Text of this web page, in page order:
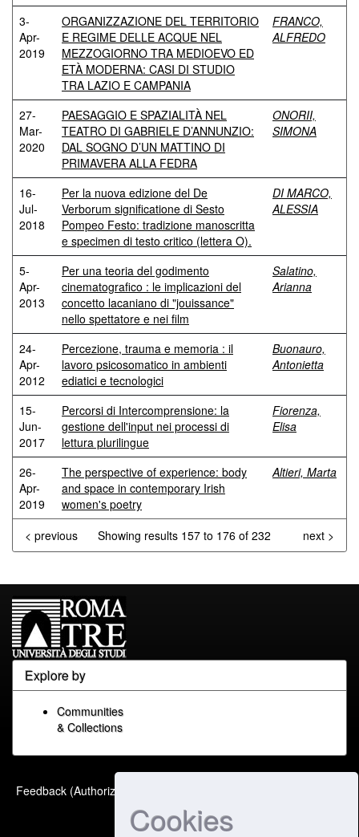
Cookies
3-
Apr-
2019
ORGANIZZAZIONE DEL TERRITORIO
E REGIME DELLE ACQUE NEL
MEZZOGIORNO TRA MEDIOEVO ED
ETÀ MODERNA: CASI DI STUDIO
TRA LAZIO E CAMPANIA
FRANCO,
ALFREDO
27-
Mar-
2020
PAESAGGIO E SPAZIALITÀ NEL
TEATRO DI GABRIELE D’ANNUNZIO:
DAL SOGNO D’UN MATTINO DI
PRIMAVERA ALLA FEDRA
ONORII,
SIMONA
16-
Jul-
2018
Per la nuova edizione del De
Verborum significatione di Sesto
Pompeo Festo: tradizione manoscritta
e specimen di testo critico (lettera O).
DI MARCO,
ALESSIA
5-
Apr-
2013
Per una teoria del godimento
cinematografico : le implicazioni del
concetto lacaniano di "jouissance"
nello spettatore e nei film
Salatino,
Arianna
24-
Apr-
2012
Percezione, trauma e memoria : il
lavoro psicosomatico in ambienti
ediatici e tecnologici
Buonauro,
Antonietta
15-
Jun-
2017
Percorsi di Intercomprensione: la
gestione dell'input nei processi di
lettura plurilingue
Fiorenza,
Elisa
26-
Apr-
2019
The perspective of experience: body
and space in contemporary Irish
women's poetry
Altieri, Marta
Showing results 157 to 176 of 232
< previous next >
Explore by
Communities
& Collections
Feedback (Authorized Only)
optimized by